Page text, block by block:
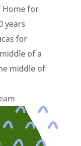
Home for
years
for
of a
middle of